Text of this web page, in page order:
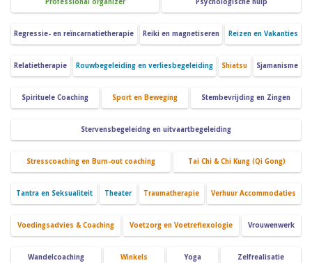
Regressie- en reïncarnatietherapie Reiki en magnetiseren Reizen en Vakanties
Relatietherapie Rouwbegeleiding en verliesbegeleiding Shiatsu Sjamanisme
Spirituele Coaching Sport en Beweging Stembevrijding en Zingen
Stervensbegeleidng en uitvaartbegeleiding
Stresscoaching en Burn-out coaching Tai Chi & Chi Kung (Qi Gong)
Tantra en Seksualiteit Theater Traumatherapie Verhuur Accommodaties
Voedingsadvies & Coaching Voetzorg en Voetreflexologie Vrouwenwerk
Wandelcoaching Winkels Yoga Zelfrealisatie